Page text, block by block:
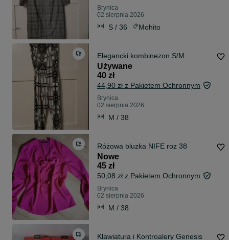
Brynica
02 sierpnia 2026
S / 36 Mohito
Elegancki kombinezon S/M
Używane
40 zł
44,90 zł z Pakietem Ochronnym
Brynica
02 sierpnia 2026
M / 38
Różowa bluzka NIFE roz 38
Nowe
45 zł
50,08 zł z Pakietem Ochronnym
Brynica
02 sierpnia 2026
M / 38
Klawiatura i Kontroalery Genesis